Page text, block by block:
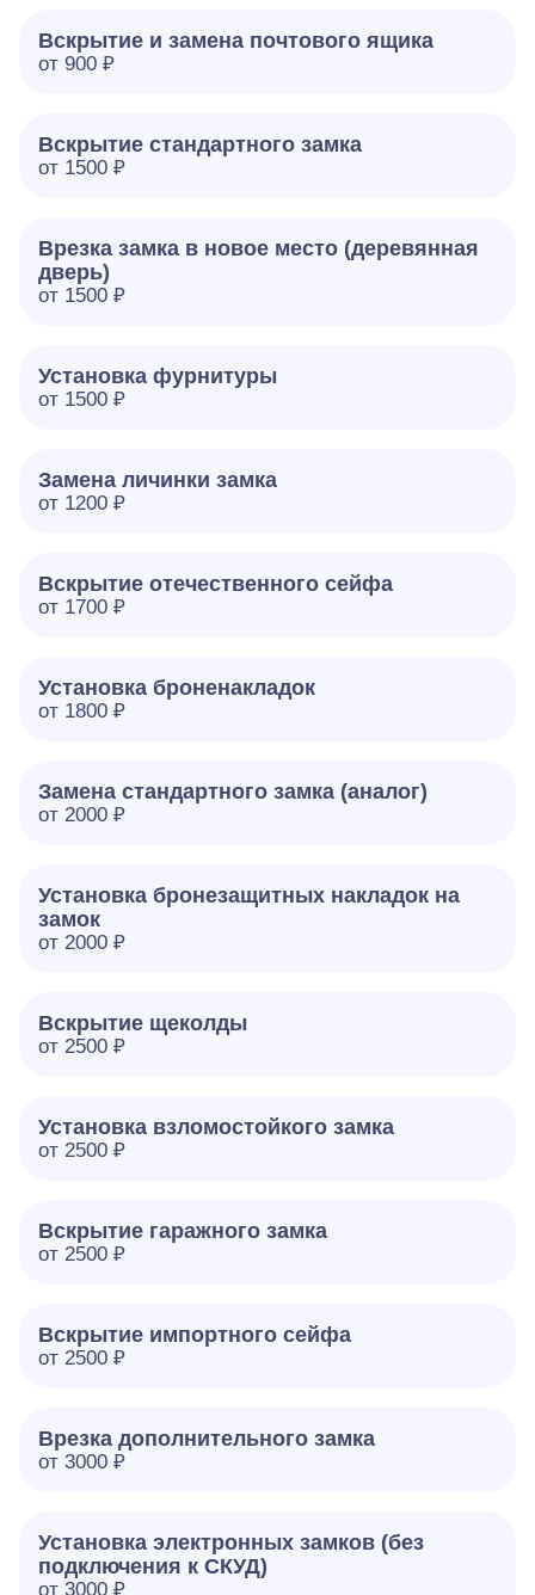
Вскрытие и замена почтового ящика
от 900 ₽
Вскрытие стандартного замка
от 1500 ₽
Врезка замка в новое место (деревянная
дверь)
от 1500 ₽
Установка фурнитуры
от 1500 ₽
Замена личинки замка
от 1200 ₽
Вскрытие отечественного сейфа
от 1700 ₽
Установка броненакладок
от 1800 ₽
Замена стандартного замка (аналог)
от 2000 ₽
Установка бронезащитных накладок на
замок
от 2000 ₽
Вскрытие щеколды
от 2500 ₽
Установка взломостойкого замка
от 2500 ₽
Вскрытие гаражного замка
от 2500 ₽
Вскрытие импортного сейфа
от 2500 ₽
Врезка дополнительного замка
от 3000 ₽
Установка электронных замков (без
подключения к СКУД)
от 3000 ₽